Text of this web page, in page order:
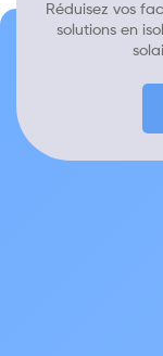
Réduisez vos
solutions en